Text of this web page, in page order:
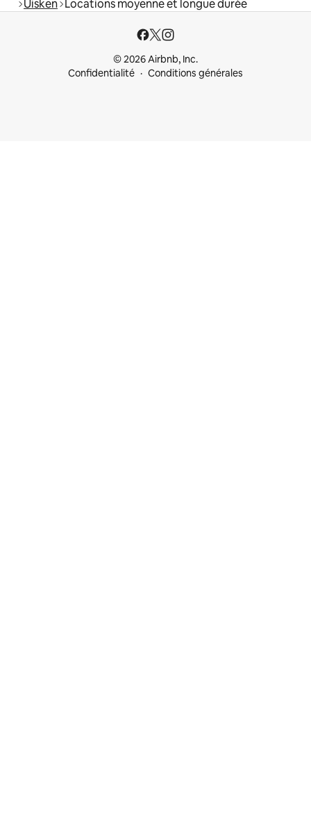
Uisken Locations moyenne et longue durée
© 2026 Airbnb, Inc.
Confidentialité
Conditions générales